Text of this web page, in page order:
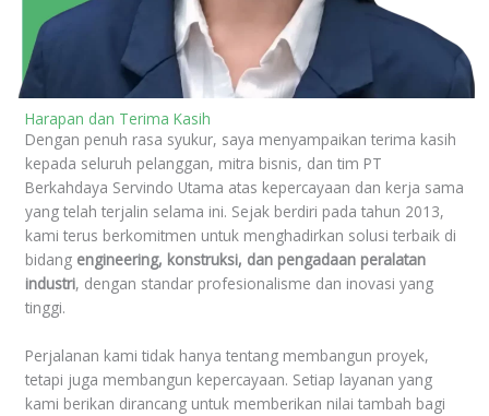
Harapan dan Terima Kasih
Dengan penuh rasa syukur, saya menyampaikan terima kasih
kepada seluruh pelanggan, mitra bisnis, dan tim PT
Berkahdaya Servindo Utama atas kepercayaan dan kerja sama
yang telah terjalin selama ini. Sejak berdiri pada tahun 2013,
kami terus berkomitmen untuk menghadirkan solusi terbaik di
bidang engineering, konstruksi, dan pengadaan peralatan
industri, dengan standar profesionalisme dan inovasi yang
tinggi.
Perjalanan kami tidak hanya tentang membangun proyek,
tetapi juga membangun kepercayaan. Setiap layanan yang
kami berikan dirancang untuk memberikan nilai tambah bagi